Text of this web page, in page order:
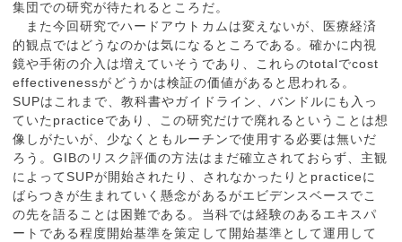
集団での研究が待たれるところだ。
また今回研究でハードアウトカムは変えないが、医療経済
的観点ではどうなのかは気になるところである。確かに内視
鏡や手術の介入は増えていそうであり、これらのtotalでcost
effectivenessがどうかは検証の価値があると思われる。
SUPはこれまで、教科書やガイドライン、バンドルにも入っ
ていたpracticeであり、この研究だけで廃れるということは想
像しがたいが、少なくともルーチンで使用する必要は無いだ
ろう。GIBのリスク評価の方法はまだ確立されておらず、主観
によってSUPが開始されたり、されなかったりとpracticeに
ばらつきが生まれていく懸念があるがエビデンスベースでこ
の先を語ることは困難である。当科では経験のあるエキスパ
ートである程度開始基準を策定して開始基準として運用して